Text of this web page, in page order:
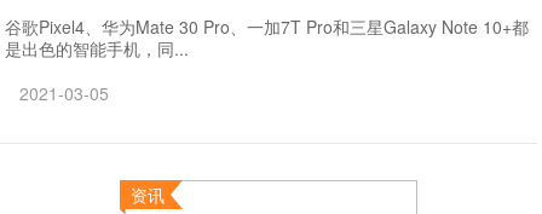
谷歌Pixel4、华为Mate 30 Pro、一加7T Pro和三星Galaxy Note 10+都
是出色的智能手机，同...
2021-03-05
资讯